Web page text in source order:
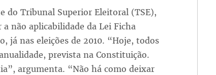
do Tribunal Superior Eleitoral (TSE),
não aplicabilidade da Lei Ficha
já nas eleições de 2010. “Hoje, todos
prevista na Constituição.
argumenta. “Não há como deixar